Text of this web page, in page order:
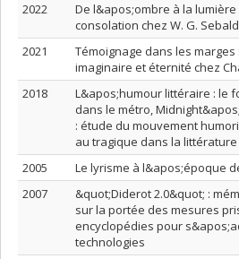
2022
De l&apos;ombre à la
consolation chez W. G. Sebald
2021
Témoignage dans les
imaginaire et éternité chez
2018
L&apos;humour littéraire : le
dans le métro,
: étude du mouvement
au tragique dans la littérature
2005
Le lyrisme à l&apos;époque
2007
&quot;Diderot 2.0&quot; :
sur la portée des mesures
encyclopédies pour
technologies